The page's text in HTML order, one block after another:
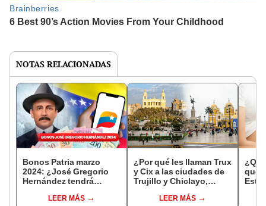
NOTAS RELACIONADAS
Bonos Patria marzo
2024: ¿José Gregorio
Hernández tendrá
LEER MÁS
¿Por qué les llaman Trux
y Cix a las ciudades de
Trujillo y Chiclayo,
LEER MÁS
que